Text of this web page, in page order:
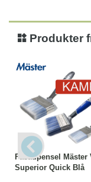
Produkter
Fasadpensel Mäster
Superior Quick Blå